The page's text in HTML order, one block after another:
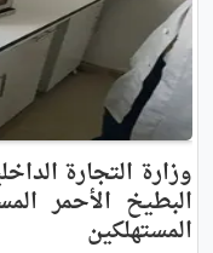
وزارة التجارة
البطيخ الأحمر
المستهلكين